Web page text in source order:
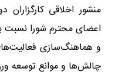
منشور اخلاقی
اعضای محترم شورا نسبت
و هماهنگ‌سازی
چالش‌ها و موانع توسعه